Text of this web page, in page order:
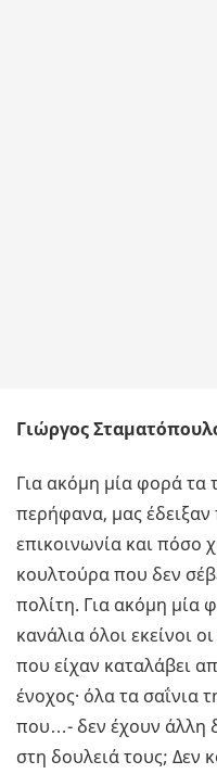
Γιώργος
Για ακόμη μία φορά τα
περήφανα, μας
επικοινωνία και πόσο
κουλτούρα που δεν
πολίτη. Για ακόμη μία
κανάλια όλοι εκείνοι
που είχαν καταλάβει
ένοχος· όλα τα σαΐνια
που…- δεν έχουν άλλη
στη δουλειά τους; Δεν